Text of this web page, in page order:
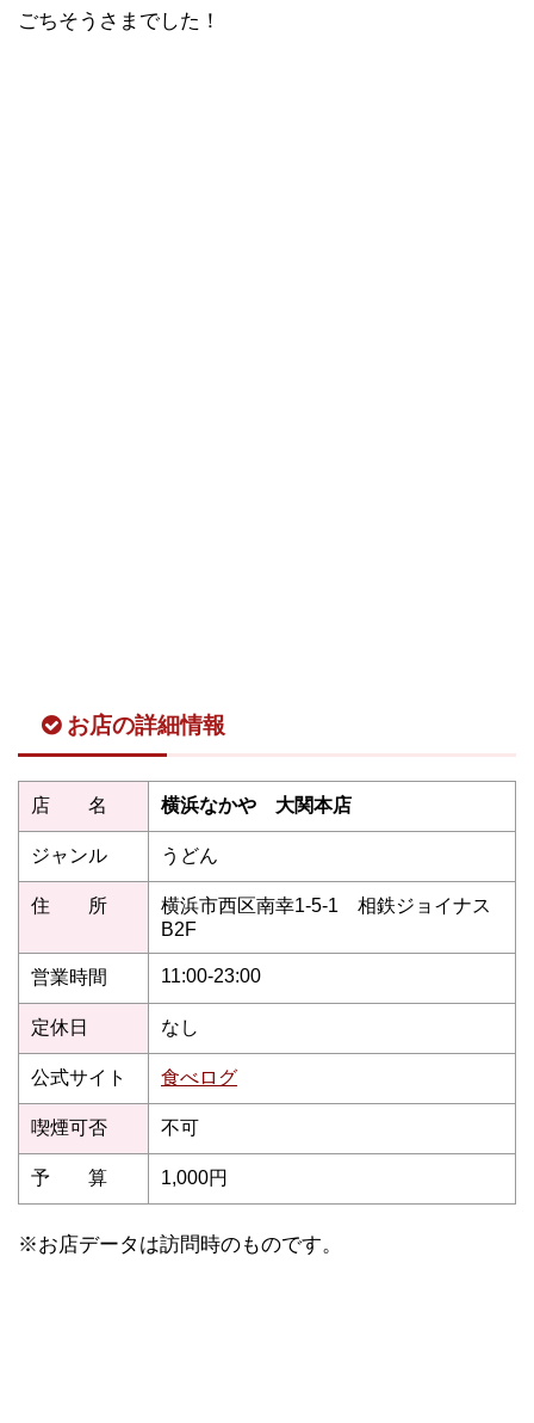
ごちそうさまでした！
お店の詳細情報
店 名 横浜なかや 大関本店
ジャンル うどん
住 所
横浜市西区南幸1-5-1 相鉄ジョイナス
B2F
営業時間 11:00-23:00
定休日 なし
公式サイト 食べログ
喫煙可否 不可
予 算 1,000円
※お店データは訪問時のものです。